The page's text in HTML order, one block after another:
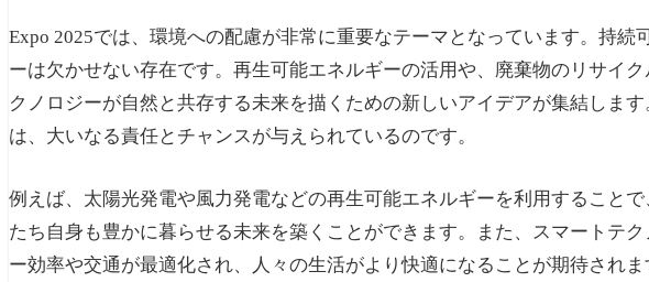
Expo 2025では、環境への配慮が非常に重要なテーマとなっています。持続
ーは欠かせない存在です。再生可能エネルギーの活用や、廃棄物のリサイ
クノロジーが自然と共存する未来を描くための新しいアイデアが集結しま
は、大いなる責任とチャンスが与えられているのです。
例えば、太陽光発電や風力発電などの再生可能エネルギーを利用すること
たち自身も豊かに暮らせる未来を築くことができます。また、スマートテ
ー効率や交通が最適化され、人々の生活がより快適になることが期待されま